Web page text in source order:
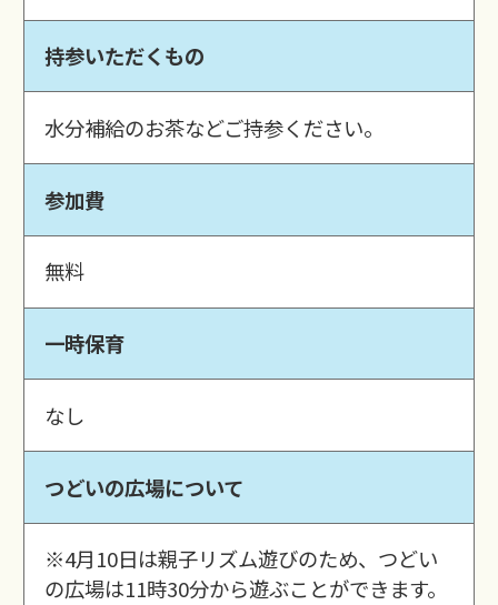
持参いただくもの
水分補給のお茶などご持参ください。
参加費
無料
一時保育
なし
つどいの広場について
※4月10日は親子リズム遊びのため、つどい
の広場は11時30分から遊ぶことができます。